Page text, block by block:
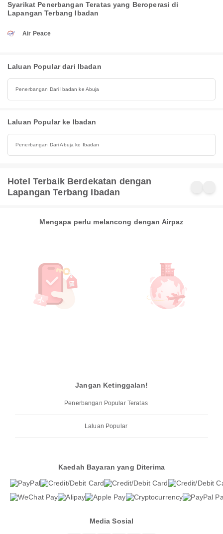
Syarikat Penerbangan Teratas yang Beroperasi di
Lapangan Terbang Ibadan
Air Peace
Laluan Popular dari Ibadan
Penerbangan Dari Ibadan ke Abuja
Laluan Popular ke Ibadan
Penerbangan Dari Abuja ke Ibadan
Hotel Terbaik Berdekatan dengan
Lapangan Terbang Ibadan
Mengapa perlu melancong dengan Airpaz
Jangan Ketinggalan!
Penerbangan Popular Teratas
Laluan Popular
Kaedah Bayaran yang Diterima
Media Sosial